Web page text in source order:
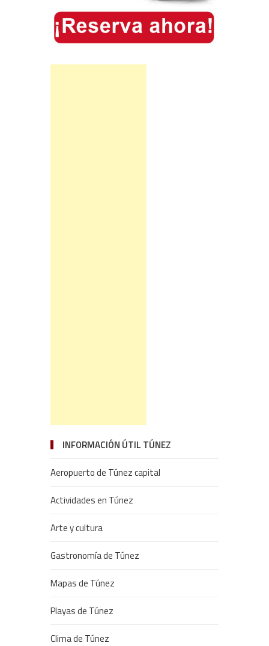
INFORMACIÓN ÚTIL TÚNEZ
Aeropuerto de Túnez capital
Actividades en Túnez
Arte y cultura
Gastronomía de Túnez
Mapas de Túnez
Playas de Túnez
Clima de Túnez